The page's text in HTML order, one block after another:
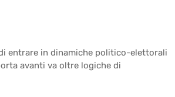
entrare in dinamiche politico-elettorali
avanti va oltre logiche di